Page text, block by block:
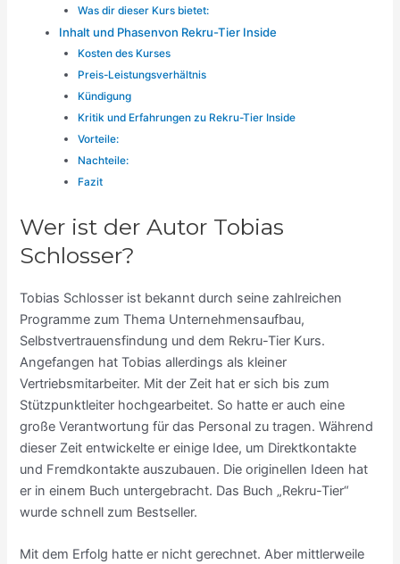
Was dir dieser Kurs bietet:
Inhalt und Phasenvon Rekru-Tier Inside
Kosten des Kurses
Preis-Leistungsverhältnis
Kündigung
Kritik und Erfahrungen zu Rekru-Tier Inside
Vorteile:
Nachteile:
Fazit
Wer ist der Autor Tobias
Schlosser?
Tobias Schlosser ist bekannt durch seine zahlreichen
Programme zum Thema Unternehmensaufbau,
Selbstvertrauensfindung und dem Rekru-Tier Kurs.
Angefangen hat Tobias allerdings als kleiner
Vertriebsmitarbeiter. Mit der Zeit hat er sich bis zum
Stützpunktleiter hochgearbeitet. So hatte er auch eine
große Verantwortung für das Personal zu tragen. Während
dieser Zeit entwickelte er einige Idee, um Direktkontakte
und Fremdkontakte auszubauen. Die originellen Ideen hat
er in einem Buch untergebracht. Das Buch „Rekru-Tier“
wurde schnell zum Bestseller.
Mit dem Erfolg hatte er nicht gerechnet. Aber mittlerweile